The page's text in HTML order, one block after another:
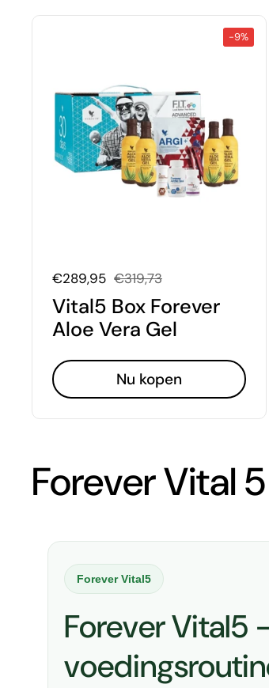
Uitverkoopprijs:
€289,95 Normale prijs:
€319,73
Vital5 Box Forever
Aloe Vera Gel
Nu kopen
-9%
Forever Vital 5
Forever Vital5
Forever Vital5